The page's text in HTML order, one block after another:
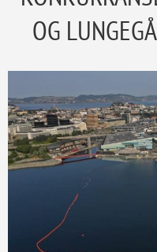
OG